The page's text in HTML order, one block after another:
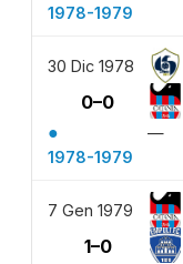
1978-1979
30 Dic 1978
0–0
●
—
1978-1979
7 Gen 1979
1–0